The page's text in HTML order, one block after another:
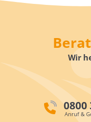
Wir
0800
Anruf &